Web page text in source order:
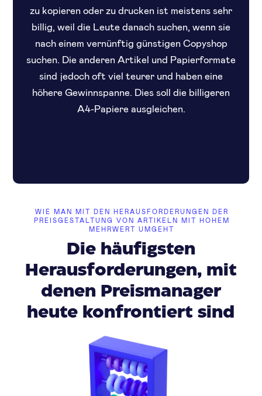
zu kopieren oder zu drucken ist meistens sehr
billig, weil die Leute danach suchen, wenn sie
nach einem vernünftig günstigen Copyshop
suchen. Die anderen Artikel und Papierformate
sind jedoch oft viel teurer und haben eine
höhere Gewinnspanne. Dies soll die billigeren
A4-Papiere ausgleichen.
WIE MAN MIT DEN HERAUSFORDERUNGEN DER
PREISGESTALTUNG VON ARTIKELN MIT HOHEM
MEHRWERT UMGEHT
Die häufigsten
Herausforderungen, mit
denen Preismanager
heute konfrontiert sind